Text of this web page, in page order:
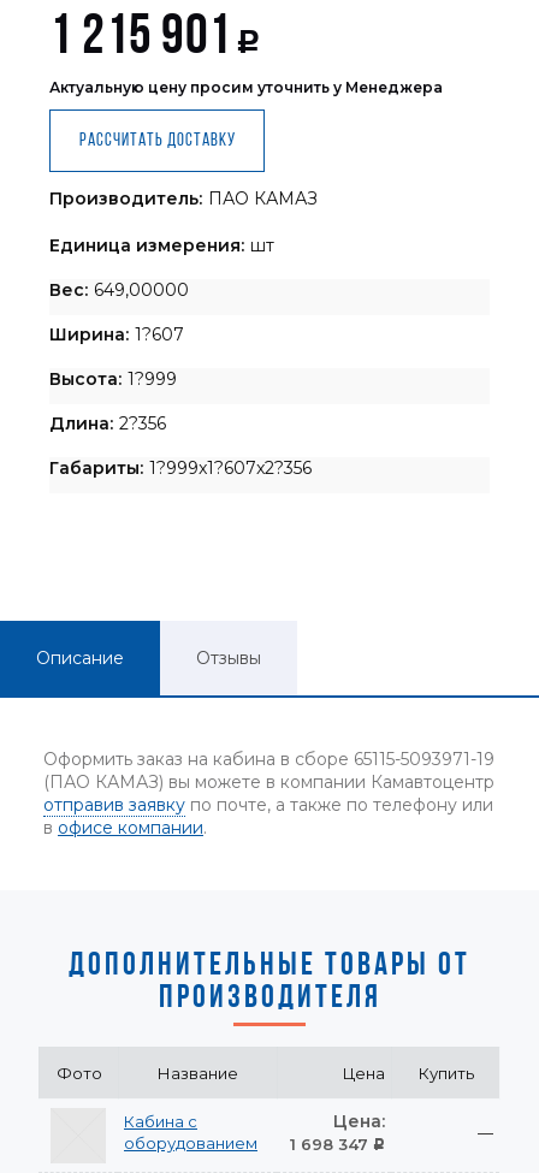
1 215 901 Р
Актуальную цену просим уточнить у Менеджера
Рассчитать доставку
Производитель: ПАО КАМАЗ
Единица измерения: шт
Вес: 649,00000
Ширина: 1?607
Высота: 1?999
Длина: 2?356
Габариты: 1?999x1?607x2?356
Описание Отзывы
Оформить заказ на кабина в сборе 65115-5093971-19
(ПАО КАМАЗ) вы можете в компании Камавтоцентр
отправив заявку по почте, а также по телефону или
в офисе компании.
ДОПОЛНИТЕЛЬНЫЕ ТОВАРЫ ОТ
ПРОИЗВОДИТЕЛЯ
Фото Название Цена Купить
Кабина с
оборудованием
Цена:
1 698 347 Р
—